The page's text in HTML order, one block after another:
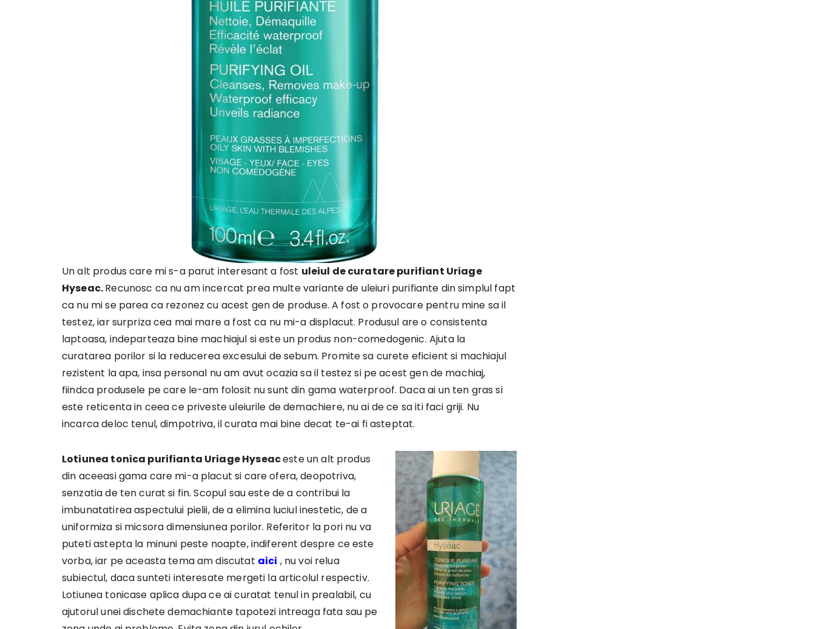
Un alt produs care mi s-a parut interesant a fost uleiul de curatare purifiant Uriage
Hyseac.Recunosc ca nu am incercat prea multe variante de uleiuri purifiante din simplul fapt
ca nu mi se parea ca rezonez cu acest gen de produse. A fost o provocare pentru mine sa il
testez, iar surpriza cea mai mare a fost ca nu mi-a displacut. Produsul are o consistenta
laptoasa, indeparteaza bine machiajul si este un produs non-comedogenic. Ajuta la
curatarea porilor si la reducerea excesului de sebum. Promite sa curete eficient si machiajul
rezistent la apa, insa personal nu am avut ocazia sa il testez si pe acest gen de machiaj,
fiindca produsele pe care le-am folosit nu sunt din gama waterproof. Daca ai un ten gras si
este reticenta in ceea ce priveste uleiurile de demachiere, nu ai de ce sa iti faci griji. Nu
incarca deloc tenul, dimpotriva, il curata mai bine decat te-ai fi asteptat.
Lotiunea tonica purifianta Uriage Hyseaceste un alt produs
din aceeasi gama care mi-a placut si care ofera, deopotriva,
senzatia de ten curat si fin. Scopul sau este de a contribui la
imbunatatirea aspectului pielii, de a elimina luciul inestetic, de a
uniformiza si micsora dimensiunea porilor. Referitor la pori nu va
puteti astepta la minuni peste noapte, indiferent despre ce este
vorba, iar pe aceasta tema am discutat aici , nu voi relua
subiectul, daca sunteti interesate mergeti la articolul respectiv.
Lotiunea tonicase aplica dupa ce ai curatat tenul in prealabil, cu
ajutorul unei dischete demachiante tapotezi intreaga fata sau pe